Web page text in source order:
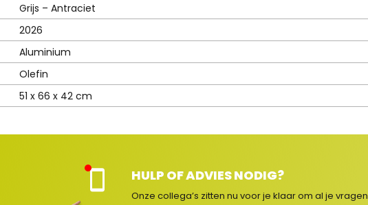
Grijs – Antraciet
2026
Aluminium
Olefin
51 x 66 x 42 cm
nte
HULP OF ADVIES NODIG?
Onze collega’s zitten nu voor je klaar om al je vragen